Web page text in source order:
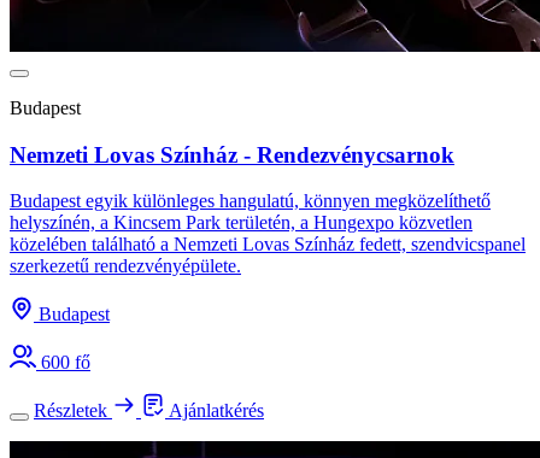
Budapest
Nemzeti Lovas Színház - Rendezvénycsarnok
Budapest egyik különleges hangulatú, könnyen megközelíthető
helyszínén, a Kincsem Park területén, a Hungexpo közvetlen
közelében található a Nemzeti Lovas Színház fedett, szendvicspanel
szerkezetű rendezvényépülete.
Budapest
600 fő
Részletek Ajánlatkérés